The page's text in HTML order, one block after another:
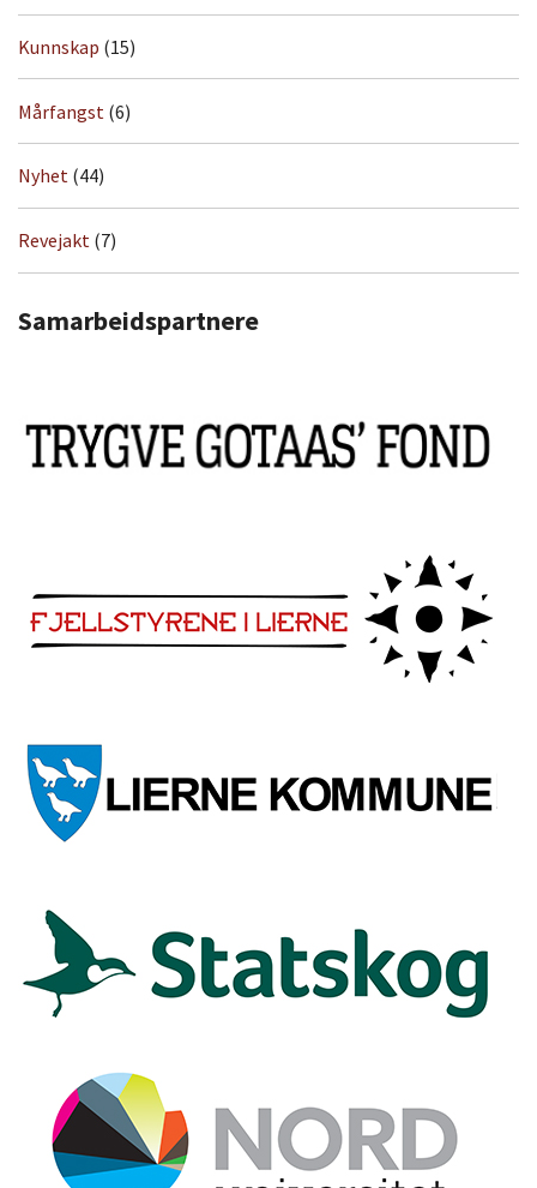
Kunnskap (15)
Mårfangst (6)
Nyhet (44)
Revejakt (7)
Samarbeidspartnere